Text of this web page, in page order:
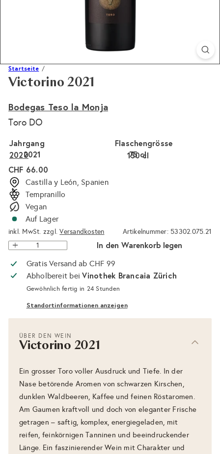
Startseite
Victorino 2021
Bodegas Teso la Monja
Toro DO
Flaschengrösse
75 cl
150 cl
Jahrgang
2021
2020
Normaler
Preis
CHF 66.00
Castilla y León, Spanien
Tempranillo
Vegan
Auf Lager
inkl. MwSt. zzgl.Versandkosten Artikelnummer: 53302.075.21
In den Warenkorb legen
Gratis Versand ab CHF 99
Abholbereit beiVinothek Brancaia Zürich
Gewöhnlich fertig in 24 Stunden
Standortinformationen anzeigen
ÜBER DEN WEIN
Victorino 2021
Ein grosser Toro voller Ausdruck und Tiefe. In der
Nase betörende Aromen von schwarzen Kirschen,
dunklen Waldbeeren, Kaffee und feinen Röstaromen.
Am Gaumen kraftvoll und doch von eleganter Frische
getragen – saftig, komplex, energiegeladen, mit
reifen, feinkörnigen Tanninen und beeindruckender
Länge. Ein faszinierender Wein mit Charakter und